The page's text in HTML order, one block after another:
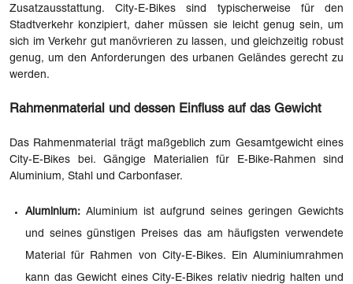
Zusatzausstattung. City-E-Bikes sind typischerweise für den
Stadtverkehr konzipiert, daher müssen sie leicht genug sein, um
sich im Verkehr gut manövrieren zu lassen, und gleichzeitig robust
genug, um den Anforderungen des urbanen Geländes gerecht zu
werden.
Rahmenmaterial und dessen Einfluss auf das Gewicht
Das Rahmenmaterial trägt maßgeblich zum Gesamtgewicht eines
City-E-Bikes bei. Gängige Materialien für E-Bike-Rahmen sind
Aluminium, Stahl und Carbonfaser.
Aluminium: Aluminium ist aufgrund seines geringen Gewichts
und seines günstigen Preises das am häufigsten verwendete
Material für Rahmen von City-E-Bikes. Ein Aluminiumrahmen
kann das Gewicht eines City-E-Bikes relativ niedrig halten und